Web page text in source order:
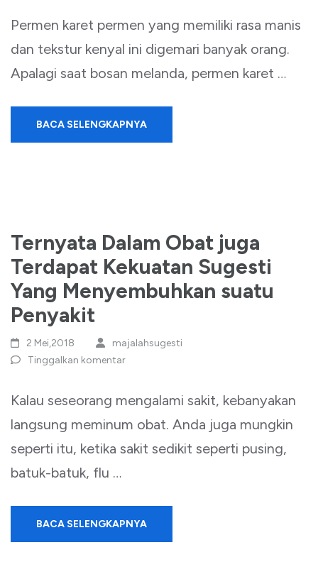
Permen karet permen yang memiliki rasa manis
dan tekstur kenyal ini digemari banyak orang.
Apalagi saat bosan melanda, permen karet …
BACA SELENGKAPNYA
Ternyata Dalam Obat juga
Terdapat Kekuatan Sugesti
Yang Menyembuhkan suatu
Penyakit
2 Mei,2018
majalahsugesti
Tinggalkan komentar
Kalau seseorang mengalami sakit, kebanyakan
langsung meminum obat. Anda juga mungkin
seperti itu, ketika sakit sedikit seperti pusing,
batuk-batuk, flu …
BACA SELENGKAPNYA